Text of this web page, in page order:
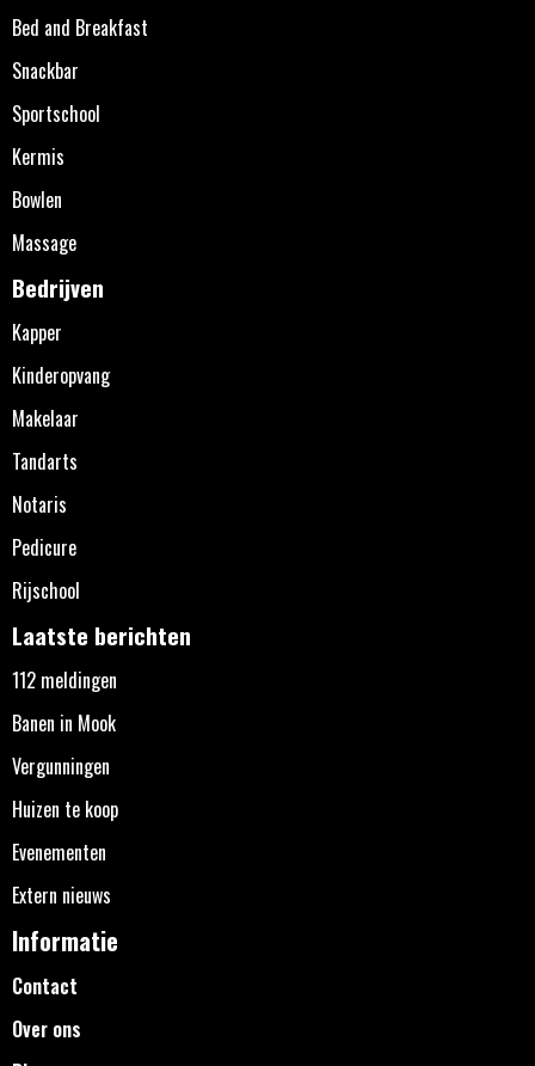
Bed and Breakfast
Snackbar
Sportschool
Kermis
Bowlen
Massage
Bedrijven
Kapper
Kinderopvang
Makelaar
Tandarts
Notaris
Pedicure
Rijschool
Laatste berichten
112 meldingen
Banen in Mook
Vergunningen
Huizen te koop
Evenementen
Extern nieuws
Informatie
Contact
Over ons